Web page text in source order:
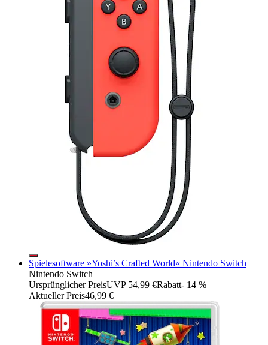
Spielesoftware »Yoshi’s Crafted World« Nintendo Switch
Nintendo Switch
Ursprünglicher PreisUVP 54,99 €Rabatt- 14 %
Aktueller Preis46,99 €